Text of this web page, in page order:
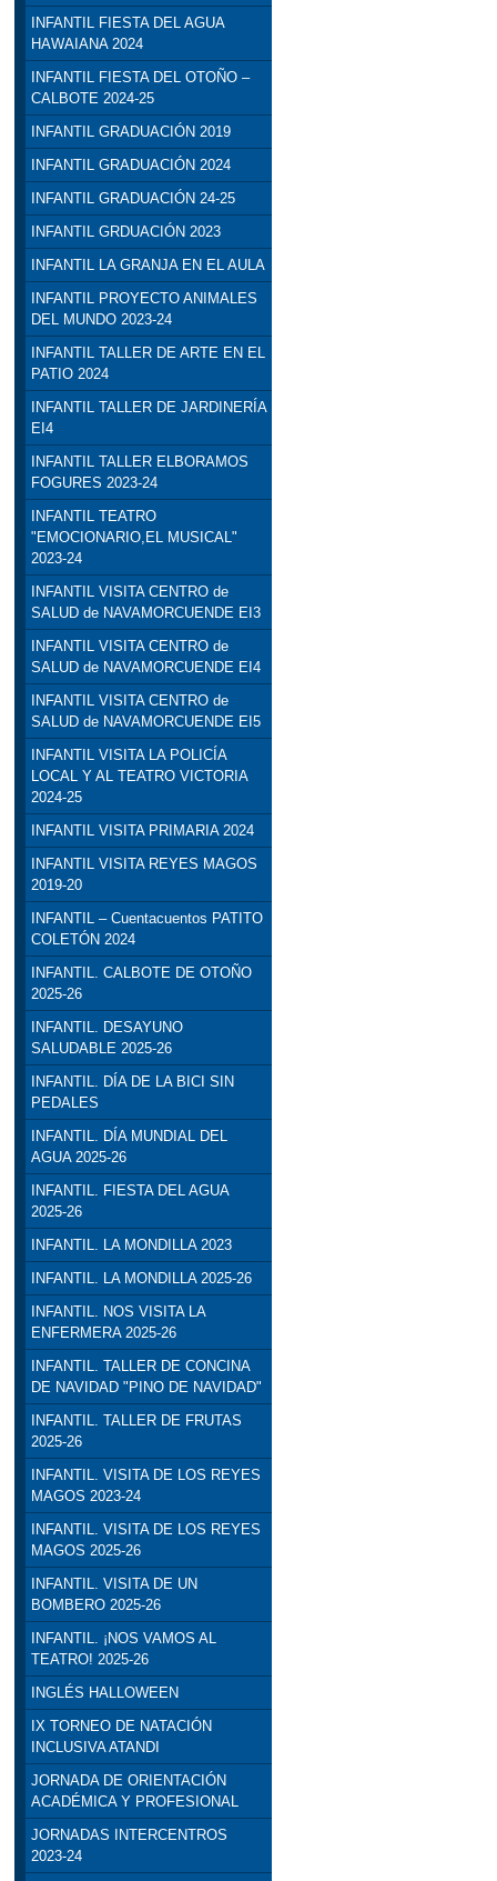
INFANTIL FIESTA DEL AGUA
HAWAIANA 2024
INFANTIL FIESTA DEL OTOÑO –
CALBOTE 2024-25
INFANTIL GRADUACIÓN 2019
INFANTIL GRADUACIÓN 2024
INFANTIL GRADUACIÓN 24-25
INFANTIL GRDUACIÓN 2023
INFANTIL LA GRANJA EN EL AULA
INFANTIL PROYECTO ANIMALES
DEL MUNDO 2023-24
INFANTIL TALLER DE ARTE EN EL
PATIO 2024
INFANTIL TALLER DE JARDINERÍA
EI4
INFANTIL TALLER ELBORAMOS
FOGURES 2023-24
INFANTIL TEATRO
"EMOCIONARIO,EL MUSICAL"
2023-24
INFANTIL VISITA CENTRO de
SALUD de NAVAMORCUENDE EI3
INFANTIL VISITA CENTRO de
SALUD de NAVAMORCUENDE EI4
INFANTIL VISITA CENTRO de
SALUD de NAVAMORCUENDE EI5
INFANTIL VISITA LA POLICÍA
LOCAL Y AL TEATRO VICTORIA
2024-25
INFANTIL VISITA PRIMARIA 2024
INFANTIL VISITA REYES MAGOS
2019-20
INFANTIL – Cuentacuentos PATITO
COLETÓN 2024
INFANTIL. CALBOTE DE OTOÑO
2025-26
INFANTIL. DESAYUNO
SALUDABLE 2025-26
INFANTIL. DÍA DE LA BICI SIN
PEDALES
INFANTIL. DÍA MUNDIAL DEL
AGUA 2025-26
INFANTIL. FIESTA DEL AGUA
2025-26
INFANTIL. LA MONDILLA 2023
INFANTIL. LA MONDILLA 2025-26
INFANTIL. NOS VISITA LA
ENFERMERA 2025-26
INFANTIL. TALLER DE CONCINA
DE NAVIDAD "PINO DE NAVIDAD"
INFANTIL. TALLER DE FRUTAS
2025-26
INFANTIL. VISITA DE LOS REYES
MAGOS 2023-24
INFANTIL. VISITA DE LOS REYES
MAGOS 2025-26
INFANTIL. VISITA DE UN
BOMBERO 2025-26
INFANTIL. ¡NOS VAMOS AL
TEATRO! 2025-26
INGLÉS HALLOWEEN
IX TORNEO DE NATACIÓN
INCLUSIVA ATANDI
JORNADA DE ORIENTACIÓN
ACADÉMICA Y PROFESIONAL
JORNADAS INTERCENTROS
2023-24